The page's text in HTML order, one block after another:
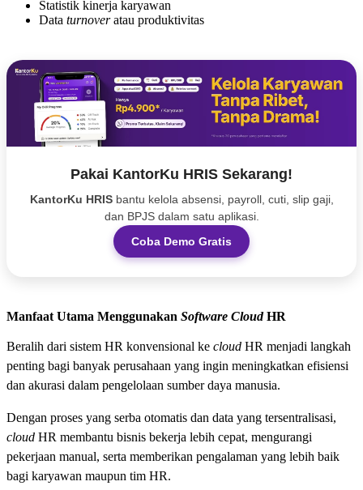
Statistik kinerja karyawan
Data turnoveratau produktivitas
Pakai KantorKu HRIS Sekarang!
KantorKu HRISbantu kelola absensi, payroll, cuti, slip gaji,
dan BPJS dalam satu aplikasi.
Coba Demo Gratis
Manfaat Utama Menggunakan Software CloudHR
Beralih dari sistem HR konvensional ke cloud HR menjadi langkah
penting bagi banyak perusahaan yang ingin meningkatkan efisiensi
dan akurasi dalam pengelolaan sumber daya manusia.
Dengan proses yang serba otomatis dan data yang tersentralisasi,
cloud HR membantu bisnis bekerja lebih cepat, mengurangi
pekerjaan manual, serta memberikan pengalaman yang lebih baik
bagi karyawan maupun tim HR.